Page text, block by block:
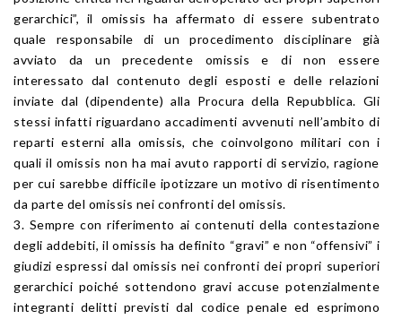
gerarchici”, il omissis ha affermato di essere subentrato
quale responsabile di un procedimento disciplinare già
avviato da un precedente omissis e di non essere
interessato dal contenuto degli esposti e delle relazioni
inviate dal (dipendente) alla Procura della Repubblica. Gli
stessi infatti riguardano accadimenti avvenuti nell’ambito di
reparti esterni alla omissis, che coinvolgono militari con i
quali il omissis non ha mai avuto rapporti di servizio, ragione
per cui sarebbe difficile ipotizzare un motivo di risentimento
da parte del omissis nei confronti del omissis.
3. Sempre con riferimento ai contenuti della contestazione
degli addebiti, il omissis ha definito “gravi” e non “offensivi” i
giudizi espressi dal omissis nei confronti dei propri superiori
gerarchici poiché sottendono gravi accuse potenzialmente
integranti delitti previsti dal codice penale ed esprimono